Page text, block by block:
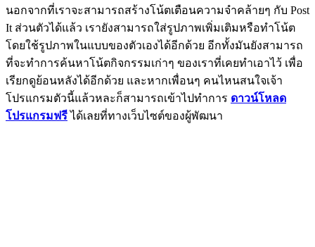
นอกจากที่เราจะสามารถสร้างโน้ตเตือนความจำคล้ายๆ กับ Post
It ส่วนตัวได้แล้ว เรายังสามารถใส่รูปภาพเพิ่มเติมหรือทำโน้ต
โดยใช้รูปภาพในแบบของตัวเองได้อีกด้วย อีกทั้งมันยังสามารถ
ที่จะทำการค้นหาโน้ตกิจกรรมเก่าๆ ของเราที่เคยทำเอาไว้ เพื่อ
เรียกดูย้อนหลังได้อีกด้วย และหากเพื่อนๆ คนไหนสนใจเจ้า
โปรแกรมตัวนี้แล้วหละก็สามารถเข้าไปทำการ ดาวน์โหลด
โปรแกรมฟรีได้เลยที่ทางเว็บไซต์ของผู้พัฒนา